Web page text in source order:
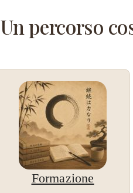
Un percorso
Formazione